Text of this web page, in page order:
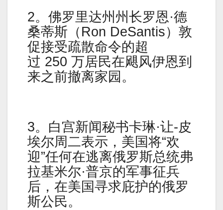
2。佛罗里达州州长罗恩·德
桑蒂斯（Ron DeSantis）敦
促接受疏散命令的超
过 250 万居民在飓风伊恩到
来之前撤离家园。
3。白宫新闻秘书卡琳·让-皮
埃尔周二表示，美国将“欢
迎”任何在逃离俄罗斯总统弗
拉基米尔·普京的军事征兵
后，在美国寻求庇护的俄罗
斯公民。